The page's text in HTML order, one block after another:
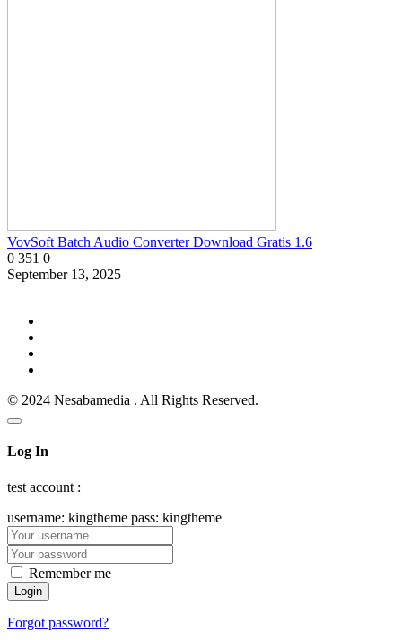
VovSoft Batch Audio Converter Download Gratis 1.6
0 351 0
September 13, 2025
© 2024 Nesabamedia . All Rights Reserved.
Log In
test account :
username: kingtheme pass: kingtheme
Remember me
Forgot password?